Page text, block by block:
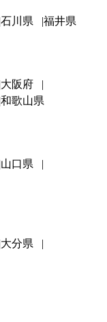
石川県 福井県
大阪府
和歌山県
山口県
大分県